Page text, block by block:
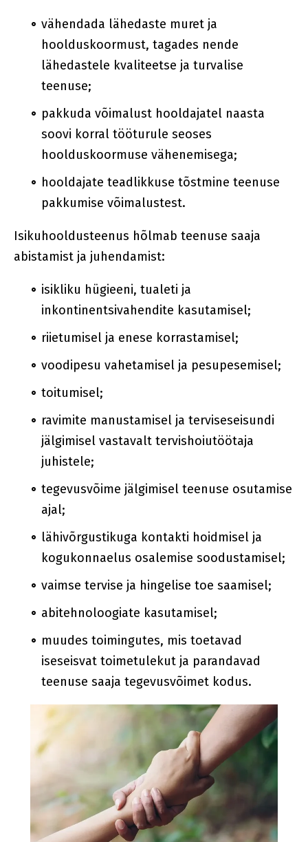
vähendada lähedaste muret ja
hoolduskoormust, tagades nende
lähedastele kvaliteetse ja turvalise
teenuse;
pakkuda võimalust hooldajatel naasta
soovi korral tööturule seoses
hoolduskoormuse vähenemisega;
hooldajate teadlikkuse tõstmine teenuse
pakkumise võimalustest.
Isikuhooldusteenus hõlmab teenuse saaja
abistamist ja juhendamist:
isikliku hügieeni, tualeti ja
inkontinentsivahendite kasutamisel;
riietumisel ja enese korrastamisel;
voodipesu vahetamisel ja pesupesemisel;
toitumisel;
ravimite manustamisel ja terviseseisundi
jälgimisel vastavalt tervishoiutöötaja
juhistele;
tegevusvõime jälgimisel teenuse osutamise
ajal;
lähivõrgustikuga kontakti hoidmisel ja
kogukonnaelus osalemise soodustamisel;
vaimse tervise ja hingelise toe saamisel;
abitehnoloogiate kasutamisel;
muudes toimingutes, mis toetavad
iseseisvat toimetulekut ja parandavad
teenuse saaja tegevusvõimet kodus.